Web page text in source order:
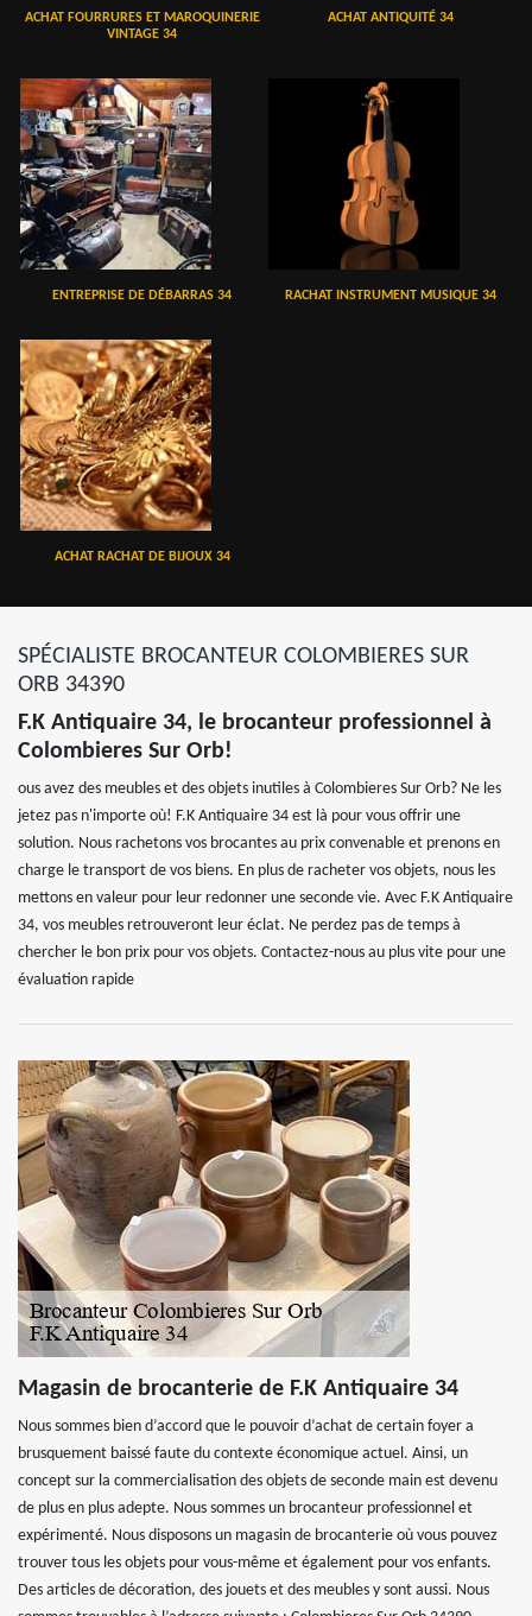
ACHAT FOURRURES ET MAROQUINERIE
VINTAGE 34
ACHAT ANTIQUITÉ 34
ENTREPRISE DE DÉBARRAS 34 RACHAT INSTRUMENT MUSIQUE 34
ACHAT RACHAT DE BIJOUX 34
SPÉCIALISTE BROCANTEUR COLOMBIERES SUR
ORB 34390
F.K Antiquaire 34, le brocanteur professionnel à
Colombieres Sur Orb!
ous avez des meubles et des objets inutiles à Colombieres Sur Orb? Ne les
jetez pas n'importe où! F.K Antiquaire 34 est là pour vous offrir une
solution. Nous rachetons vos brocantes au prix convenable et prenons en
charge le transport de vos biens. En plus de racheter vos objets, nous les
mettons en valeur pour leur redonner une seconde vie. Avec F.K Antiquaire
34, vos meubles retrouveront leur éclat. Ne perdez pas de temps à
chercher le bon prix pour vos objets. Contactez-nous au plus vite pour une
évaluation rapide
Magasin de brocanterie de F.K Antiquaire 34
Nous sommes bien d’accord que le pouvoir d’achat de certain foyer a
brusquement baissé faute du contexte économique actuel. Ainsi, un
concept sur la commercialisation des objets de seconde main est devenu
de plus en plus adepte. Nous sommes un brocanteur professionnel et
expérimenté. Nous disposons un magasin de brocanterie où vous pouvez
trouver tous les objets pour vous-même et également pour vos enfants.
Des articles de décoration, des jouets et des meubles y sont aussi. Nous